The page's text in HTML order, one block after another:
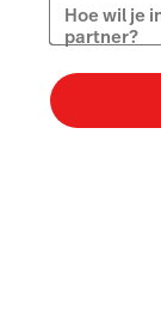
Hoe wil je
partner?